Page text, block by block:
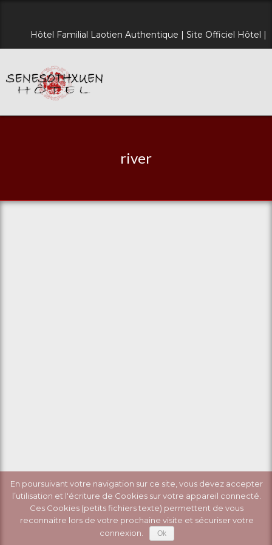
Hôtel Familial Laotien Authentique | Site Officiel Hôtel |
river
En poursuivant votre navigation sur ce site, vous devez accepter
l’utilisation et l'écriture de Cookies sur votre appareil connecté.
Ces Cookies (petits fichiers texte) permettent de vous
reconnaitre lors de votre prochaine visite et sécuriser votre
connexion.
Ok